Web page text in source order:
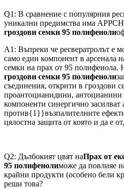
Q1: В сравнение с популярния
уникални предимства има
гроздови семки 95 полифеноли
A1: Въпреки че ресвератролът е
само един компонент в арсенала
семки на прах от 95 полифенола.
гроздови семки 95 полифеноли
съединения, открити в гроздови
проантоцианидини, антоцианини
компоненти синергично засилват
против{1}}възпалителните
цялостна защита от която и да е
Q2: Дълбокият цвят наПрах от
95 полифенолиможе да повлияе
крайни продукти (особено бели
реши това?